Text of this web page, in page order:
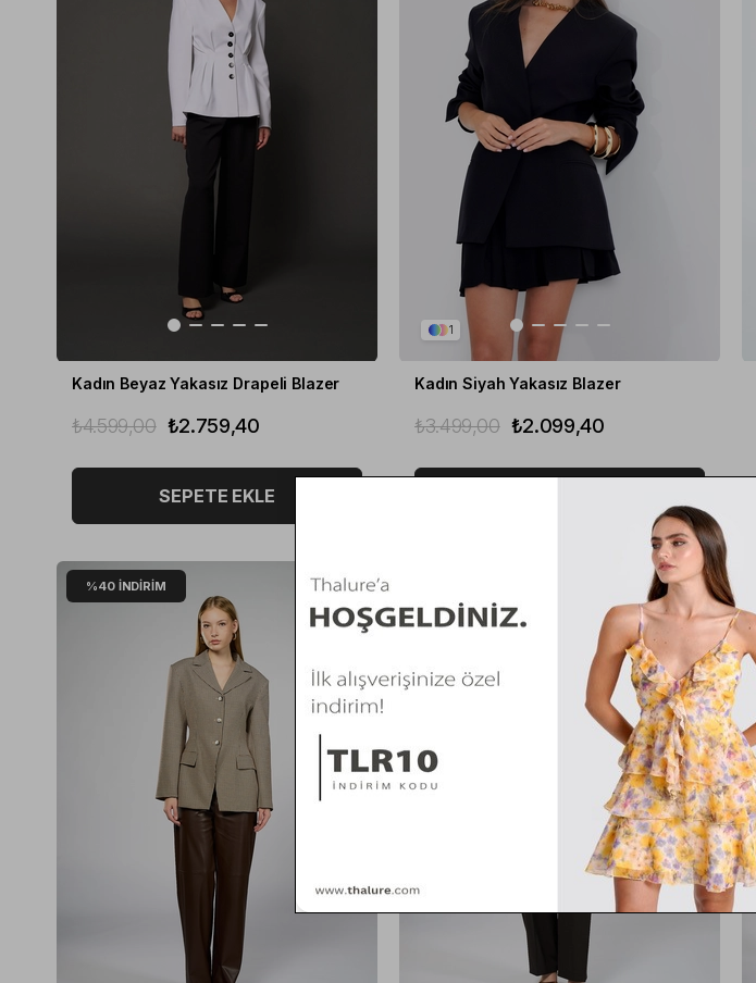
Kadın Beyaz Yakasız Drapeli Blazer
₺2.759,40
₺4.599,00
SEPETE EKLE
1
Kadın Siyah Yakasız Blazer
₺2.099,40
₺3.499,00
%40 İNDIRIM